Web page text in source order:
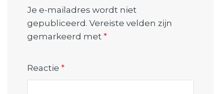
Je e-mailadres wordt niet
gepubliceerd. Vereiste velden zijn
gemarkeerd met *
Reactie *